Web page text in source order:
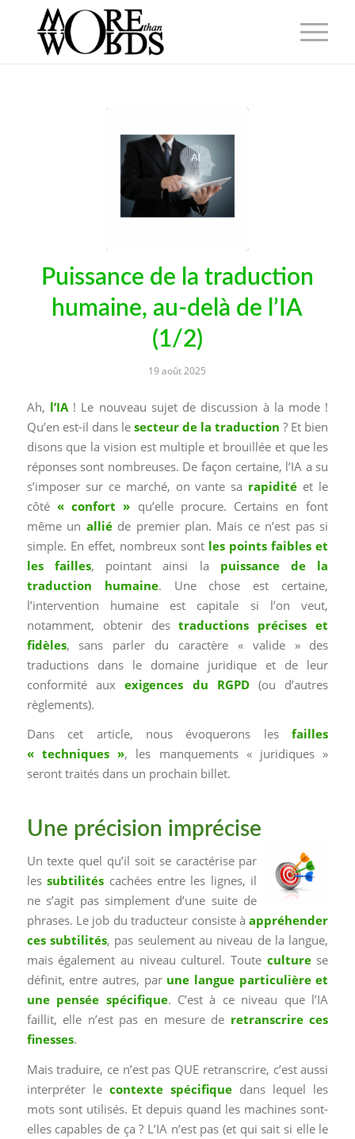
Puissance de la traduction
humaine, au-delà de l’IA
(1/2)
19 août 2025
Ah, l’IA! Le nouveau sujet de discussion à la mode !
Qu’en est-il dans le secteur de la traduction ? Et bien
disons que la vision est multiple et brouillée et que les
réponses sont nombreuses. De façon certaine, l’IA a su
s’imposer sur ce marché, on vante sa rapidité et le
côté « confort » qu’elle procure. Certains en font
même un alliéde premier plan. Mais ce n’est pas si
simple. En effet, nombreux sont les points faibles et
les failles, pointant ainsi la puissance de la
traduction humaine. Une chose est certaine,
l’intervention humaine est capitale si l’on veut,
notamment, obtenir destraductions précises et
fidèles, sans parler du caractère « valide » des
traductions dans le domaine juridique et de leur
conformité auxexigences du RGPD(ou d’autres
règlements).
Dans cet article, nous évoquerons lesfailles
« techniques », les manquements « juridiques »
seront traités dans un prochain billet.
Une précision imprécise
Un texte quel qu’il soit se caractérise par
lessubtilités cachées entre les lignes, il
ne s’agit pas simplement d’une suite de
phrases. Le job du traducteur consiste àappréhender
ces subtilités, pas seulement au niveau de la langue,
mais également au niveau culturel. Toute culturese
définit, entre autres, par une langue particulière et
une pensée spécifique. C’est à ce niveau que l’IA
faillit, elle n’est pas en mesure de retranscrire ces
finesses.
Mais traduire, ce n’est pas QUE retranscrire, c’est aussi
interpréter le contexte spécifique dans lequel les
mots sont utilisés. Et depuis quand les machines sont-
elles capables de ça ? L’IA n’est pas (et qui sait si elle le